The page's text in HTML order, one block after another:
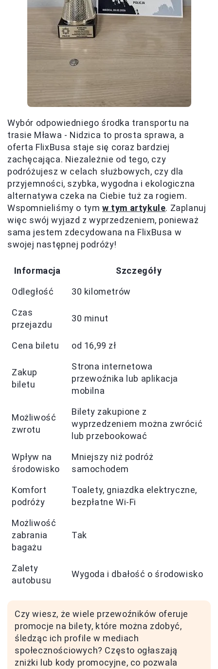
Wybór odpowiedniego środka transportu na
trasie Mława - Nidzica to prosta sprawa, a
oferta FlixBusa staje się coraz bardziej
zachęcająca. Niezależnie od tego, czy
podróżujesz w celach służbowych, czy dla
przyjemności, szybka, wygodna i ekologiczna
alternatywa czeka na Ciebie tuż za rogiem.
Wspomnieliśmy o tymw tym artykule. Zaplanuj
więc swój wyjazd z wyprzedzeniem, ponieważ
sama jestem zdecydowana na FlixBusa w
swojej następnej podróży!
Informacja Szczegóły
Odległość 30 kilometrów
Czas
przejazdu
30 minut
Cena biletu od 16,99 zł
Zakup
biletu
Strona internetowa
przewoźnika lub aplikacja
mobilna
Możliwość
zwrotu
Bilety zakupione z
wyprzedzeniem można zwrócić
lub przebookować
Wpływ na
środowisko
Mniejszy niż podróż
samochodem
Komfort
podróży
Toalety, gniazdka elektryczne,
bezpłatne Wi-Fi
Możliwość
zabrania
bagażu
Tak
Zalety
autobusu
Wygoda i dbałość o środowisko
Czy wiesz, że wiele przewoźników oferuje
promocje na bilety, które można zdobyć,
śledząc ich profile w mediach
społecznościowych? Często ogłaszają
zniżki lub kody promocyjne, co pozwala